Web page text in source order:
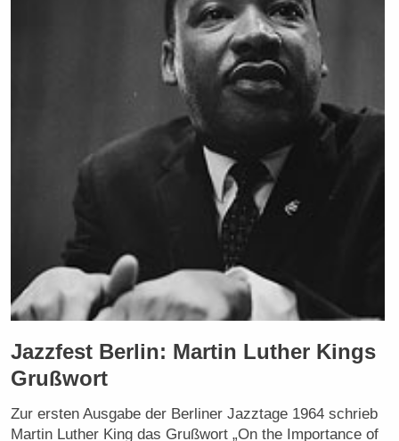
Jazzfest Berlin: Martin Luther Kings
Grußwort
Zur ersten Ausgabe der Berliner Jazztage 1964 schrieb
Martin Luther King das Grußwort „On the Importance of